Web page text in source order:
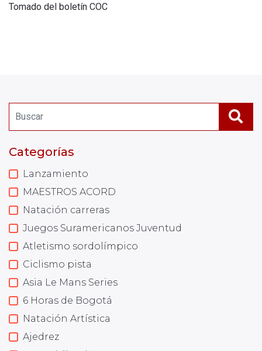
Categorías
Lanzamiento
MAESTROS ACORD
Natación carreras
Juegos Suramericanos Juventud
Atletismo sordolímpico
Ciclismo pista
Asia Le Mans Series
6 Horas de Bogotá
Natación Artística
Ajedrez
Tomado del boletín COC